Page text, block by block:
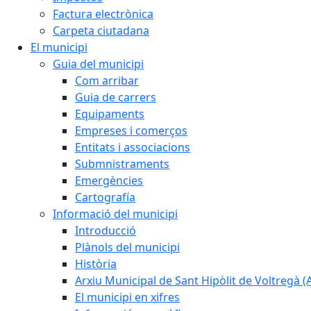
Factura electrònica
Carpeta ciutadana
El municipi
Guia del municipi
Com arribar
Guia de carrers
Equipaments
Empreses i comerços
Entitats i associacions
Submnistraments
Emergències
Cartografía
Informació del municipi
Introducció
Plànols del municipi
Història
Arxiu Municipal de Sant Hipòlit de Voltregà
El municipi en xifres